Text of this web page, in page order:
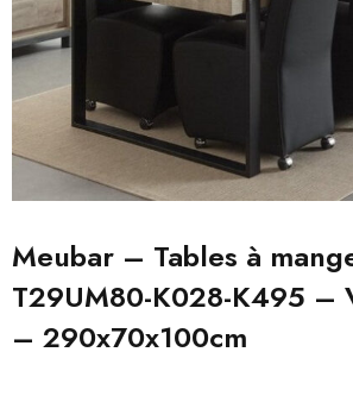
Meubar – Tables à
T29UM80-K028-K495 –
– 290x70x100cm